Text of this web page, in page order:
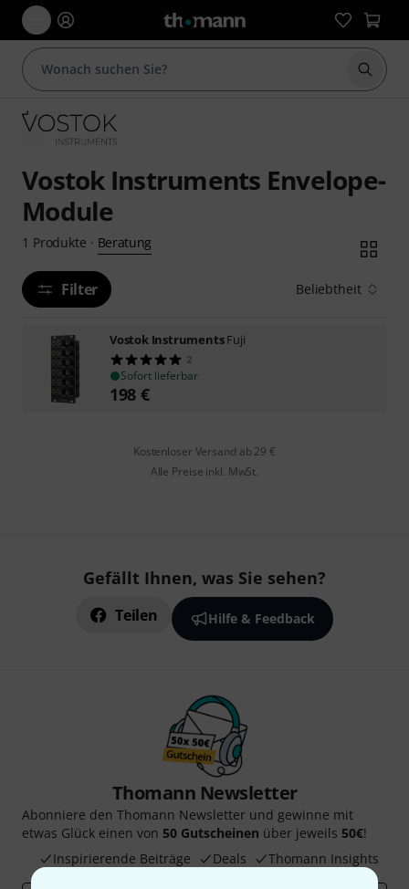
Suche
Vostok Instruments Envelope-
Module
1 Produkte · Beratung
Filter Beliebtheit
Vostok InstrumentsFuji
2
Sofort lieferbar
198 €
Kostenloser Versand ab 29 €
Alle Preise inkl. MwSt.
Gefällt Ihnen, was Sie sehen?
Teilen Hilfe & Feedback
Thomann Newsletter
Abonniere den Thomann Newsletter und gewinne mit
etwas Glück einen von 50 Gutscheinen über jeweils 50€!
Inspirierende Beiträge
Deals Thomann Insights